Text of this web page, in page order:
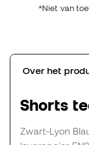
*Niet van
Over het
Shorts
Zwart-Lyon